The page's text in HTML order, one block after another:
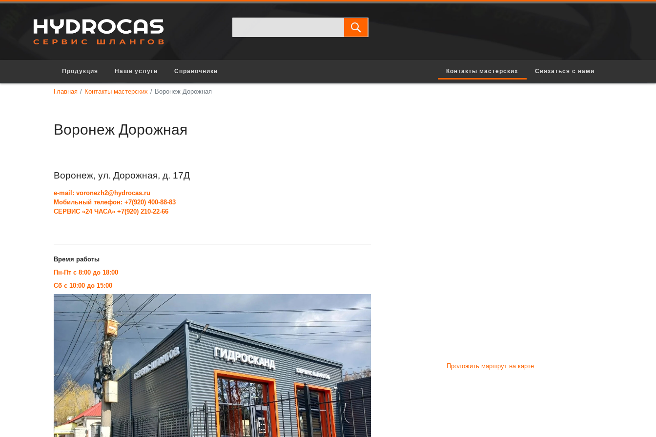
Продукция Наши услуги Справочники Связаться с нами
Контакты мастерских
Главная Контакты мастерских Воронеж Дорожная
Воронеж Дорожная
Воронеж, ул. Дорожная, д. 17Д
e-mail: voronezh2@hydrocas.ru
Мобильный телефон: +7(920) 400-88-83
СЕРВИС «24 ЧАСА» +7(920) 210-22-66
Время работы
Пн-Пт с 8:00 до 18:00
Сб с 10:00 до 15:00
Проложить маршрут на карте